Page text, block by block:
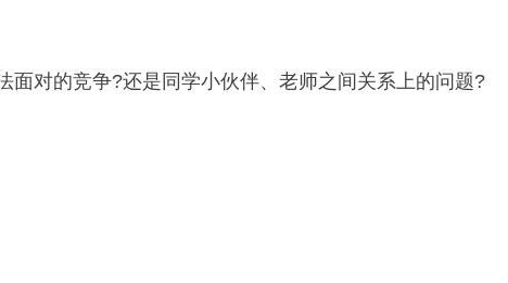
对的竞争?还是同学小伙伴、老师之间关系上的问题?